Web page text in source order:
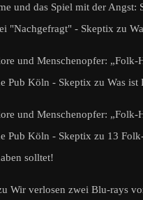
und das Spiel mit der Angst:
"Nachgefragt" - Skeptix zu
und Menschenopfer: „Folk-
Pub Köln - Skeptix zu Was ist
und Menschenopfer: „Folk-
Pub Köln - Skeptix zu 13
solltet!
Wir verlosen zwei Blu-rays